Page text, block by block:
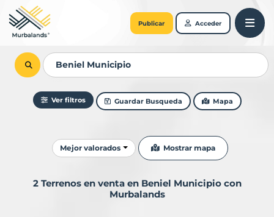
Publicar Acceder
Ver filtros Guardar Busqueda Mapa
Ordenar resultados
Mejor valorados Mostrar mapa
2 Terrenos en venta en Beniel Municipio con
Murbalands